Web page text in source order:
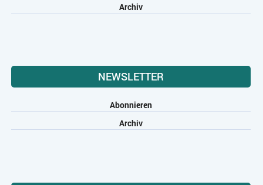
Archiv
NEWSLETTER
Abonnieren
Archiv